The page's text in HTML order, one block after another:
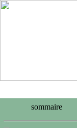
sommaire